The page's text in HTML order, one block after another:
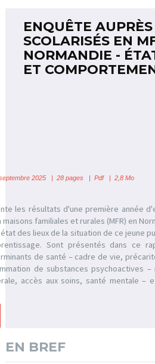
ENQUÊTE
SCOLARISÉS EN
NORMANDIE -
ET
2025 | 28 pages | Pdf | 2,8 Mo
les résultats d'une première année
familiales et rurales (MFR) en
des lieux de la situation de ce jeune
Sont présentés dans ce
de santé – cadre de vie,
de substances psychoactives –
accès aux soins, santé mentale –
EN BREF